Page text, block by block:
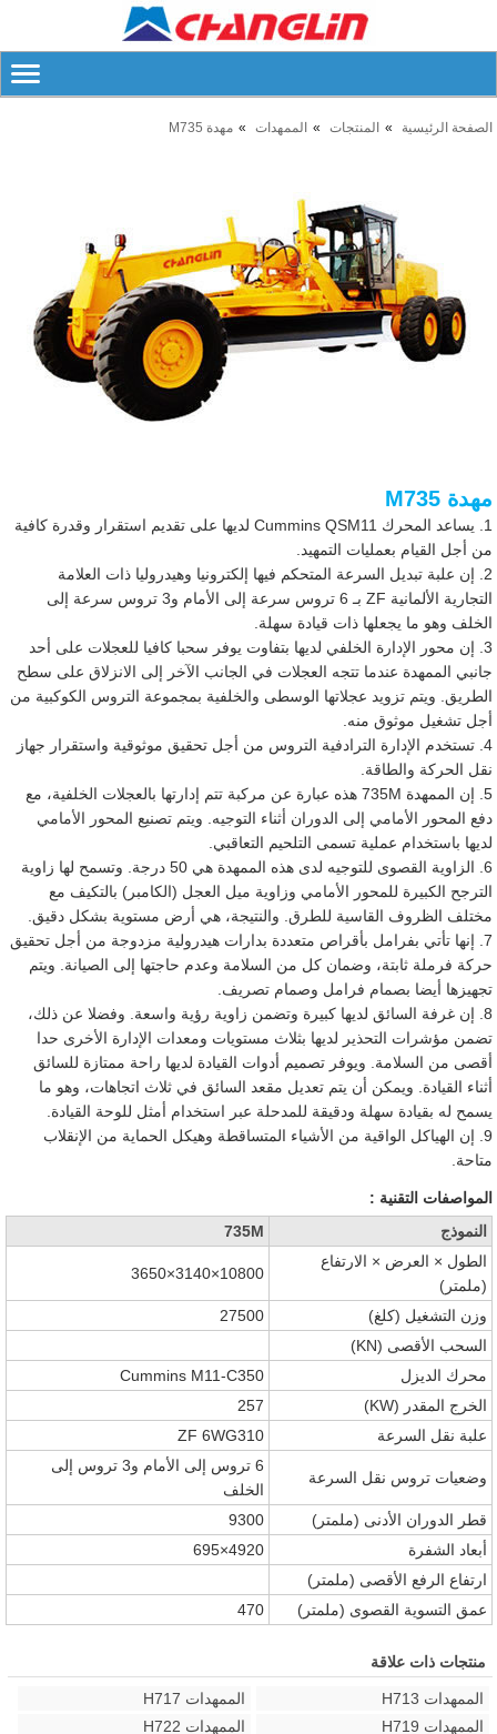
الصفحة الرئيسية المنتجات الممهدات مهدة M735
مهدة M735
1. يساعد المحرك Cummins QSM11 لديها على تقديم استقرار وقدرة كافية
من أجل القيام بعمليات التمهيد.
2. إن علبة تبديل السرعة المتحكم فيها إلكترونيا وهيدروليا ذات العلامة
التجارية الألمانية ZF بـ 6 تروس سرعة إلى الأمام و3 تروس سرعة إلى
الخلف وهو ما يجعلها ذات قيادة سهلة.
3. إن محور الإدارة الخلفي لديها بتفاوت يوفر سحبا كافيا للعجلات على أحد
جانبي الممهدة عندما تتجه العجلات في الجانب الآخر إلى الانزلاق على سطح
الطريق. ويتم تزويد عجلاتها الوسطى والخلفية بمجموعة التروس الكوكبية من
أجل تشغيل موثوق منه.
4. تستخدم الإدارة الترادفية التروس من أجل تحقيق موثوقية واستقرار جهاز
نقل الحركة والطاقة.
5. إن الممهدة 735M هذه عبارة عن مركبة تتم إدارتها بالعجلات الخلفية، مع
دفع المحور الأمامي إلى الدوران أثناء التوجيه. ويتم تصنيع المحور الأمامي
لديها باستخدام عملية تسمى التلحيم التعاقبي.
6. الزاوية القصوى للتوجيه لدى هذه الممهدة هي 50 درجة. وتسمح لها زاوية
الترجح الكبيرة للمحور الأمامي وزاوية ميل العجل (الكامبر) بالتكيف مع
مختلف الظروف القاسية للطرق. والنتيجة، هي أرض مستوية بشكل دقيق.
7. إنها تأتي بفرامل بأقراص متعددة بدارات هيدرولية مزدوجة من أجل تحقيق
حركة فرملة ثابتة، وضمان كل من السلامة وعدم حاجتها إلى الصيانة. ويتم
تجهيزها أيضا بصمام فرامل وصمام تصريف.
8. إن غرفة السائق لديها كبيرة وتضمن زاوية رؤية واسعة. وفضلا عن ذلك،
تضمن مؤشرات التحذير لديها بثلاث مستويات ومعدات الإدارة الأخرى حدا
أقصى من السلامة. ويوفر تصميم أدوات القيادة لديها راحة ممتازة للسائق
أثناء القيادة. ويمكن أن يتم تعديل مقعد السائق في ثلاث اتجاهات، وهو ما
يسمح له بقيادة سهلة ودقيقة للمدحلة عبر استخدام أمثل للوحة القيادة.
9. إن الهياكل الواقية من الأشياء المتساقطة وهيكل الحماية من الإنقلاب
متاحة.
المواصفات التقنية :
النموذج
735M
الطول × العرض × الارتفاع
(ملمتر)
10800×3140×3650
وزن التشغيل (كلغ)
27500
السحب الأقصى (KN)
محرك الديزل
Cummins M11-C350
الخرج المقدر (KW)
257
علبة نقل السرعة
ZF 6WG310
وضعيات تروس نقل السرعة
6 تروس إلى الأمام و3 تروس إلى
الخلف
قطر الدوران الأدنى (ملمتر)
9300
أبعاد الشفرة
4920×695
ارتفاع الرفع الأقصى (ملمتر)
عمق التسوية القصوى (ملمتر) 470
منتجات ذات علاقة
الممهدات H713
الممهدات H717
الممهدات H719
الممهدات H722